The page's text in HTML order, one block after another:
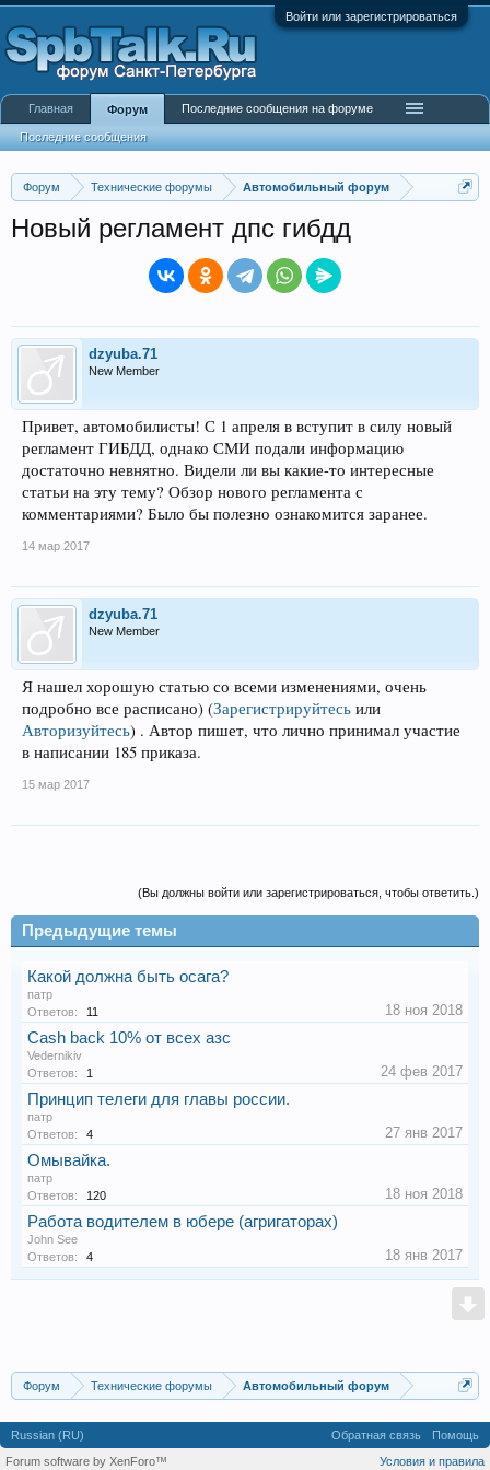
Войти или зарегистрироваться
Форум Технические форумы Автомобильный форум
Новый регламент дпс гибдд
dzyuba.71
New Member
Привет, автомобилисты! С 1 апреля в вступит в силу новый
регламент ГИБДД, однако СМИ подали информацию
достаточно невнятно. Видели ли вы какие-то интересные
статьи на эту тему? Обзор нового регламента с
комментариями? Было бы полезно ознакомится заранее.
14 мар 2017
dzyuba.71
New Member
Я нашел хорошую статью со всеми изменениями, очень
подробно все расписано) (Зарегистрируйтесь или
Авторизуйтесь) . Автор пишет, что лично принимал участие
в написании 185 приказа.
15 мар 2017
(Вы должны войти или зарегистрироваться, чтобы ответить.)
Предыдущие темы
Какой должна быть осага?
патр
Ответов:
11 18 ноя 2018
Сash back 10% от всех азс
Vedernikiv
Ответов:
1 24 фев 2017
Принцип телеги для главы россии.
патр
Ответов:
4 27 янв 2017
Омывайка.
патр
Ответов:
120 18 ноя 2018
Работа водителем в юбере (агригаторах)
John See
Ответов:
4 18 янв 2017
Форум Технические форумы Автомобильный форум
Главная Форум
Последние сообщения
Последние сообщения на форуме
Russian (RU) Обратная связь
Помощь
Условия и правила
Forum software by XenForo™